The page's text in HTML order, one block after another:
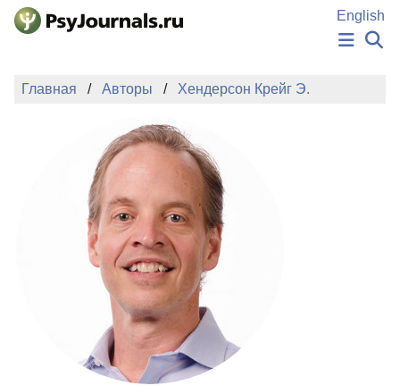
Перейти к основному содержанию
English
НОВОСТИ
АВТОРЫ
ПОДАТЬ РУКОПИСЬ
БАЗА ЗНАНИЙ
КЛЮЧЕВЫЕ СЛОВА
Регистрация
Главная Авторы Хендерсон Крейг Э.